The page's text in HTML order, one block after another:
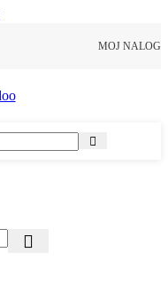
MOJ NALOG